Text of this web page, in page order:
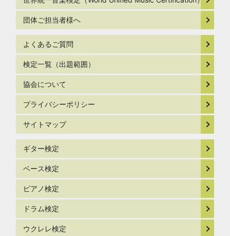
団体ご担当者様へ
よくあるご質問
検定一覧（出題範囲）
協会について
プライバシーポリシー
サイトマップ
ギター検定
ベース検定
ピアノ検定
ドラム検定
ウクレレ検定